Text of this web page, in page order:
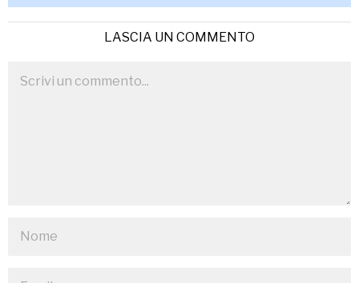
LASCIA UN COMMENTO